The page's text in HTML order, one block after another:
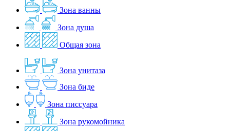
Зона ванны
Зона душа
Общая зона
Зона унитаза
Зона биде
Зона писсуара
Зона рукомойника